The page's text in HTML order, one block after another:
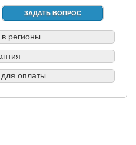
ЗАДАТЬ ВОПРОС
в регионы
для оплаты